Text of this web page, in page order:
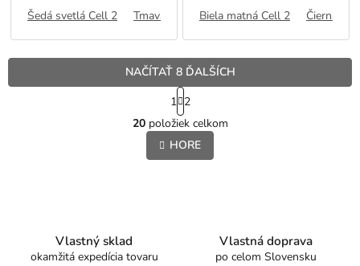
Šedá svetlá Cell 2 Tmavá Olivová Cell 2 Kašmír Cell 2
Biela matná Cell 2 Čierna
O
v
l
á
NAČÍTAŤ 8 ĎALŠÍCH
S
t
r
á
n
k
1 2
20položiek celkom
HORE
Vlastný sklad
okamžitá expedícia tovaru
Vlastná doprava
po celom Slovensku